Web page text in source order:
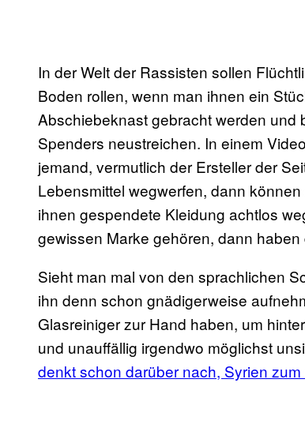
In der Welt der Rassisten sollen
Boden rollen, wenn man ihnen ein
Abschiebeknast gebracht werden
Spenders neustreichen. In einem
jemand, vermutlich der Ersteller der
Lebensmittel wegwerfen, dann
ihnen gespendete Kleidung achtlos
gewissen Marke gehören, dann
Sieht man mal von den sprachlichen
ihn denn schon gnädigerweise
Glasreiniger zur Hand haben, um
und unauffällig irgendwo möglichst
denkt schon darüber nach, Syrien